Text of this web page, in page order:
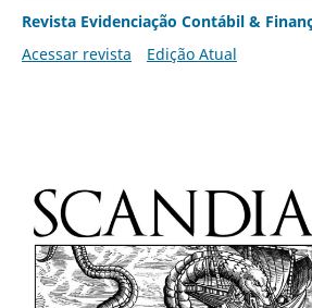
Revista Evidenciação Contábil &
Acessar revista
Edição Atual